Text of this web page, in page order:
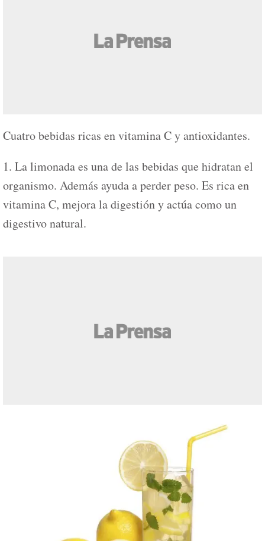
Cuatro bebidas ricas en vitamina C y antioxidantes.
1. La limonada es una de las bebidas que hidratan el
organismo. Además ayuda a perder peso. Es rica en
vitamina C, mejora la digestión y actúa como un
digestivo natural.